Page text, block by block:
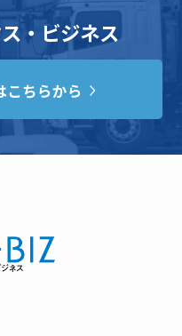
・ビジネス
こちらから